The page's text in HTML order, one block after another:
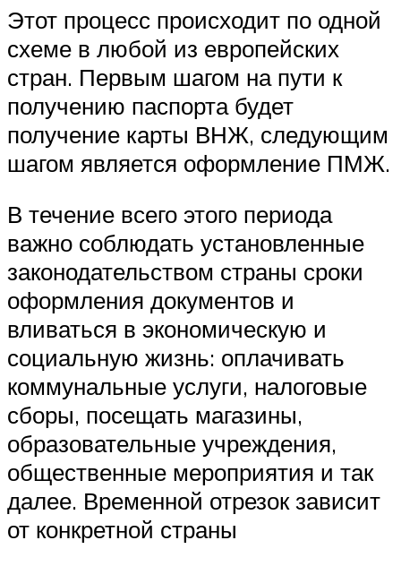
Этот процесс происходит по одной
схеме в любой из европейских
стран. Первым шагом на пути к
получению паспорта будет
получение карты ВНЖ, следующим
шагом является оформление ПМЖ.
В течение всего этого периода
важно соблюдать установленные
законодательством страны сроки
оформления документов и
вливаться в экономическую и
социальную жизнь: оплачивать
коммунальные услуги, налоговые
сборы, посещать магазины,
образовательные учреждения,
общественные мероприятия и так
далее. Временной отрезок зависит
от конкретной страны